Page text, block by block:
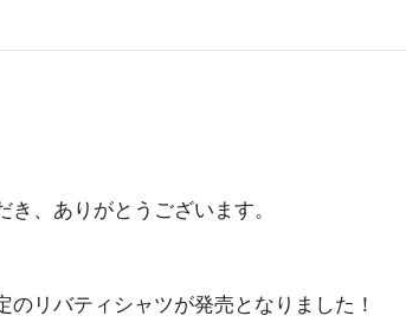
、ありがとうございます。
リバティシャツが発売となりました！